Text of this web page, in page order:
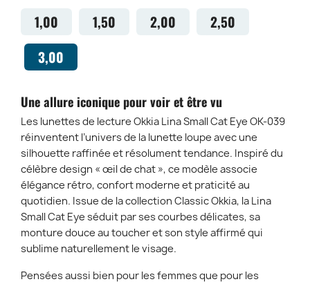
1,00 1,50 2,00
2,50
3,00
Une allure iconique pour voir et être vu
Les lunettes de lecture Okkia Lina Small Cat Eye OK-039
réinventent l’univers de la lunette loupe avec une
silhouette raffinée et résolument tendance. Inspiré du
célèbre design « œil de chat », ce modèle associe
élégance rétro, confort moderne et praticité au
quotidien. Issue de la collection Classic Okkia, la Lina
Small Cat Eye séduit par ses courbes délicates, sa
monture douce au toucher et son style affirmé qui
sublime naturellement le visage.
Pensées aussi bien pour les femmes que pour les